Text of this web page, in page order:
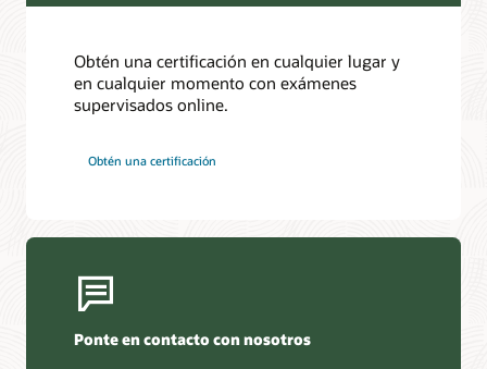
Obtén una certificación en cualquier lugar y
en cualquier momento con exámenes
supervisados online.
Obtén una certificación
Ponte en contacto con nosotros